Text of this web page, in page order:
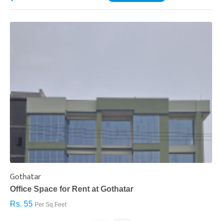
Gothatar
Office Space for Rent at Gothatar
Rs. 55 Per Sq.Feet